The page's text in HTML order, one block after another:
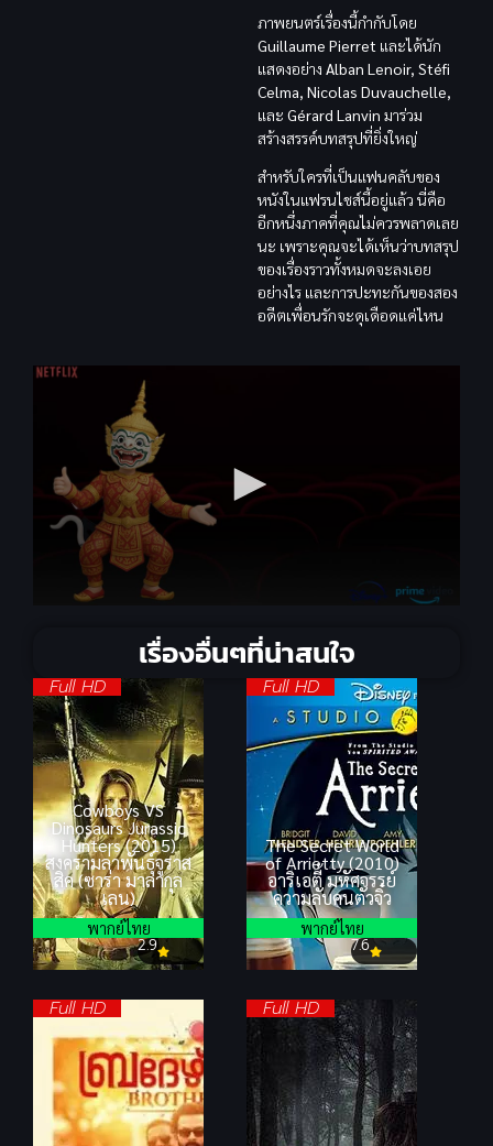
ภาพยนตร์เรื่องนี้กำกับโดย
Guillaume Pierret และได้นัก
แสดงอย่าง Alban Lenoir, Stéfi
Celma, Nicolas Duvauchelle,
และ Gérard Lanvin มาร่วม
สร้างสรรค์บทสรุปที่ยิ่งใหญ่
สำหรับใครที่เป็นแฟนคลับของ
หนังในแฟรนไชส์นี้อยู่แล้ว นี่คือ
อีกหนึ่งภาคที่คุณไม่ควรพลาดเลย
นะ เพราะคุณจะได้เห็นว่าบทสรุป
ของเรื่องราวทั้งหมดจะลงเอย
อย่างไร และการปะทะกันของสอง
อดีตเพื่อนรักจะดุเดือดแค่ไหน
เรื่องอื่นๆที่น่าสนใจ
Full HD
Cowboys VS
Dinosaurs Jurassic
Hunters (2015)
สงครามล่าพันธุ์จูราส
สิค (ซาร่า มาลากุล
เลน)
2.9
พากย์ไทย
Full HD
The Secret World
of Arrietty (2010)
อาริเอตี้ มหัศจรรย์
ความลับคนตัวจิ๋ว
7.6
พากย์ไทย
Full HD Full HD